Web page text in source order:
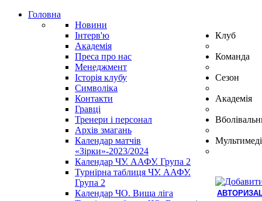
Головна
Новини
Інтерв'ю
Академія
Преса про нас
Клуб
Менеджмент
Історія клубу
Символіка
Контакти
Команда
Гравці
Тренери і персонал
Архів змагань
Сезон
Календар матчів
«Зірки»-2023/2024
Календар ЧУ. ААФУ. Група 2
Турнірна таблиця ЧУ. ААФУ.
Група 2
Календар ЧО. Вища ліга
Академія